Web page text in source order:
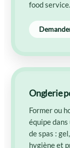
food service.
Onglerie
Former ou
équipe dans
de spas :
hygiène et